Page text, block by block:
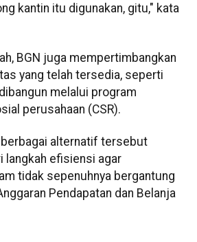
kantin itu digunakan, gitu," kata
BGN juga mempertimbangkan
yang telah tersedia, seperti
melalui program
perusahaan (CSR).
berbagai alternatif tersebut
langkah efisiensi agar
tidak sepenuhnya bergantung
Pendapatan dan Belanja